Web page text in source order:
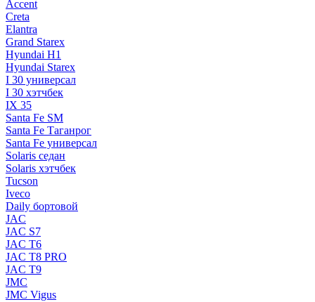
Accent
Creta
Elantra
Grand Starex
Hyundai H1
Hyundai Starex
I 30 универсал
I 30 хэтчбек
IX 35
Santa Fe SM
Santa Fe Таганрог
Santa Fe универсал
Solaris седан
Solaris хэтчбек
Tucson
Iveco
Daily бортовой
JAC
JAC S7
JAC T6
JAC T8 PRO
JAC T9
JMC
JMC Vigus